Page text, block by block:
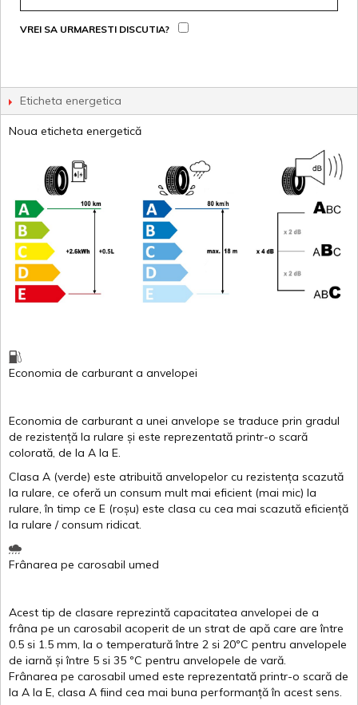
VREI SA URMARESTI DISCUTIA?
Eticheta energetica
Noua eticheta energetică
Economia de carburant a anvelopei
Economia de carburant a unei anvelope se traduce prin gradul
de rezistență la rulare și este reprezentată printr-o scară
colorată, de la A la E.
Clasa A (verde) este atribuită anvelopelor cu rezistența scazută
la rulare, ce oferă un consum mult mai eficient (mai mic) la
rulare,în timp ce E (roșu) este clasa cu cea mai scazută eficiență
la rulare /consum ridicat.
Frânarea pe carosabil umed
Acest tip de clasare reprezintă capacitatea anvelopei de a
frâna pe un carosabil acoperit de un strat de apă care areîntre
0.5 si 1.5 mm, la o temperatură între 2 si 20ºC pentru anvelopele
de iarnă și între 5 si 35 ºC pentru anvelopele de vară.
Frânarea pe carosabil umed este reprezentată printr-o scară de
la A la E, clasa A fiind cea mai buna performanță în acest sens.